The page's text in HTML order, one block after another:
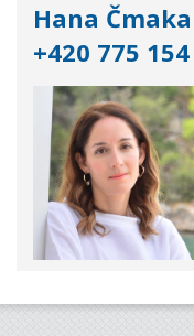
Hana
+420 775